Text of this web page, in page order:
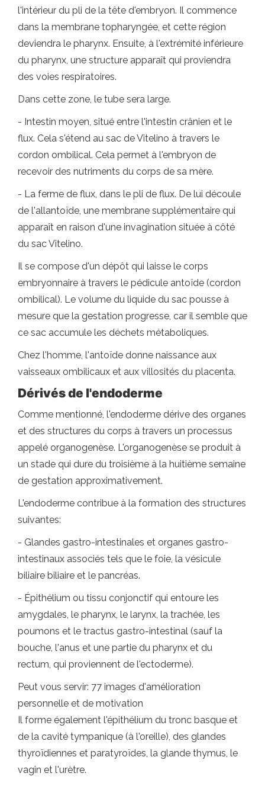
l'intérieur du pli de la tête d'embryon. Il commence
dans la membrane topharyngée, et cette région
deviendra le pharynx. Ensuite, à l'extrémité inférieure
du pharynx, une structure apparaît qui proviendra
des voies respiratoires.
Dans cette zone, le tube sera large.
- Intestin moyen, situé entre l'intestin crânien et le
flux. Cela s'étend au sac de Vitelino à travers le
cordon ombilical. Cela permet à l'embryon de
recevoir des nutriments du corps de sa mère.
- La ferme de flux, dans le pli de flux. De lui découle
de l'allantoïde, une membrane supplémentaire qui
apparaît en raison d'une invagination située à côté
du sac Vitelino.
Il se compose d'un dépôt qui laisse le corps
embryonnaire à travers le pédicule antoïde (cordon
ombilical). Le volume du liquide du sac pousse à
mesure que la gestation progresse, car il semble que
ce sac accumule les déchets métaboliques.
Chez l'homme, l'antoïde donne naissance aux
vaisseaux ombilicaux et aux villosités du placenta.
Dérivés de l'endoderme
Comme mentionné, l'endoderme dérive des organes
et des structures du corps à travers un processus
appelé organogenèse. L'organogenèse se produit à
un stade qui dure du troisième à la huitième semaine
de gestation approximativement.
L'endoderme contribue à la formation des structures
suivantes:
- Glandes gastro-intestinales et organes gastro-
intestinaux associés tels que le foie, la vésicule
biliaire biliaire et le pancréas.
- Épithélium ou tissu conjonctif qui entoure les
amygdales, le pharynx, le larynx, la trachée, les
poumons et le tractus gastro-intestinal (sauf la
bouche, l'anus et une partie du pharynx et du
rectum, qui proviennent de l'ectoderme).
Peut vous servir: 77 images d'amélioration
personnelle et de motivation
Il forme également l'épithélium du tronc basque et
de la cavité tympanique (à l'oreille), des glandes
thyroïdiennes et paratyroïdes, la glande thymus, le
vagin et l'urètre.